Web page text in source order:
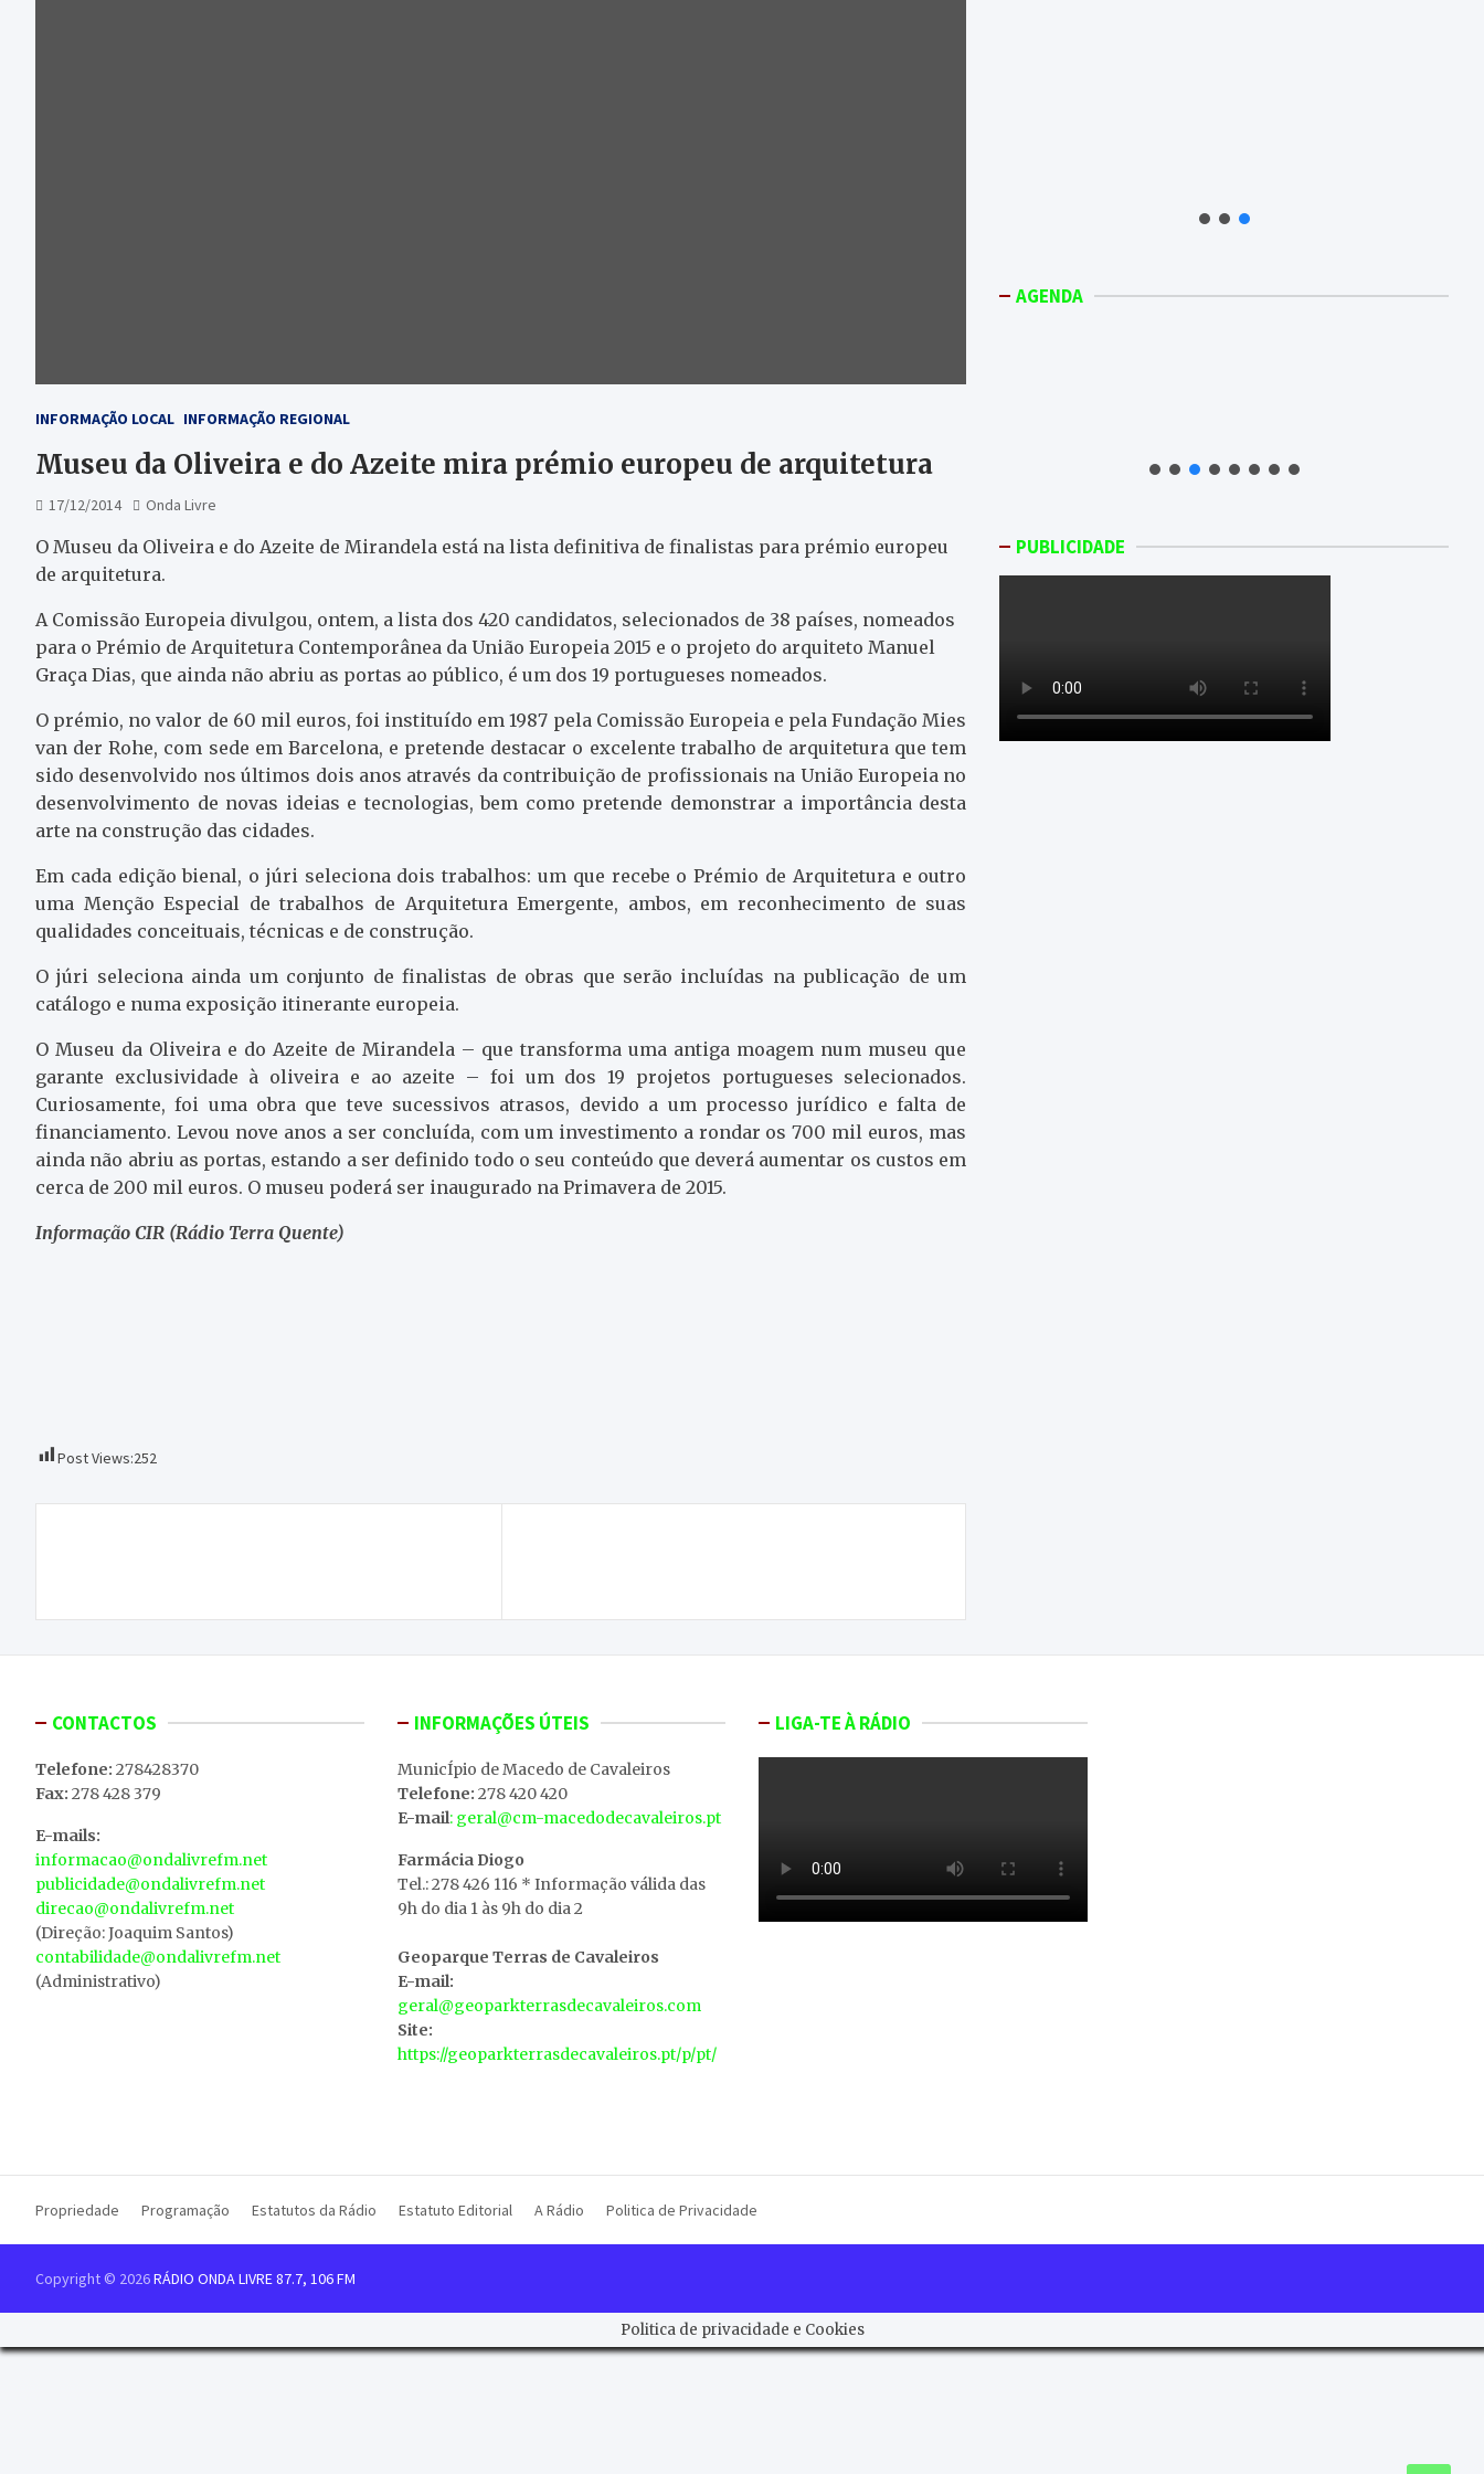
INFORMAÇÃO LOCAL INFORMAÇÃO REGIONAL
Museu da Oliveira e do Azeite mira prémio europeu de arquitetura
17/12/2014 Onda Livre
O Museu da Oliveira e do Azeite de Mirandela está na lista definitiva de finalistas para prémio europeu
de arquitetura.
A Comissão Europeia divulgou, ontem, a lista dos 420 candidatos, selecionados de 38 países, nomeados
para o Prémio de Arquitetura Contemporânea da União Europeia 2015 e o projeto do arquiteto Manuel
Graça Dias, que ainda não abriu as portas ao público, é um dos 19 portugueses nomeados.
O prémio, no valor de 60 mil euros, foi instituído em 1987 pela Comissão Europeia e pela Fundação Mies
van der Rohe, com sede em Barcelona, e pretende destacar o excelente trabalho de arquitetura que tem
sido desenvolvido nos últimos dois anos através da contribuição de profissionais na União Europeia no
desenvolvimento de novas ideias e tecnologias, bem como pretende demonstrar a importância desta
arte na construção das cidades.
Em cada edição bienal, o júri seleciona dois trabalhos: um que recebe o Prémio de Arquitetura e outro
uma Menção Especial de trabalhos de Arquitetura Emergente, ambos, em reconhecimento de suas
qualidades conceituais, técnicas e de construção.
O júri seleciona ainda um conjunto de finalistas de obras que serão incluídas na publicação de um
catálogo e numa exposição itinerante europeia.
O Museu da Oliveira e do Azeite de Mirandela – que transforma uma antiga moagem num museu que
garante exclusividade à oliveira e ao azeite – foi um dos 19 projetos portugueses selecionados.
Curiosamente, foi uma obra que teve sucessivos atrasos, devido a um processo jurídico e falta de
financiamento. Levou nove anos a ser concluída, com um investimento a rondar os 700 mil euros, mas
ainda não abriu as portas, estando a ser definido todo o seu conteúdo que deverá aumentar os custos em
cerca de 200 mil euros. O museu poderá ser inaugurado na Primavera de 2015.
Informação CIR (Rádio Terra Quente)
Post Views:252
artigos
AGENDA
PUBLICIDADE
CONTACTOS
Telefone: 278428370
Fax: 278 428 379
E-mails:
informacao@ondalivrefm.net
publicidade@ondalivrefm.net
direcao@ondalivrefm.net
(Direção: Joaquim Santos)
contabilidade@ondalivrefm.net
(Administrativo)
INFORMAÇÕES ÚTEIS
MunicÍpio de Macedo de Cavaleiros
Telefone: 278 420 420
E-mail: geral@cm-macedodecavaleiros.pt
Farmácia Diogo
Tel.: 278 426 116 * Informação válida das
9h do dia 1 às 9h do dia 2
Geoparque Terras de Cavaleiros
E-mail:
geral@geoparkterrasdecavaleiros.com
Site:
https://geoparkterrasdecavaleiros.pt/p/pt/
LIGA-TE À RÁDIO
Propriedade Programação Estatutos da Rádio Estatuto Editorial A Rádio Politica de Privacidade
Copyright © 2026RÁDIO ONDA LIVRE 87.7, 106 FM
Politica de privacidade e Cookies